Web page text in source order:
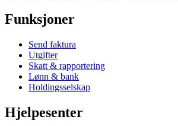
Funksjoner
Send faktura
Utgifter
Skatt & rapportering
Lønn & bank
Holdingsselskap
Hjelpesenter